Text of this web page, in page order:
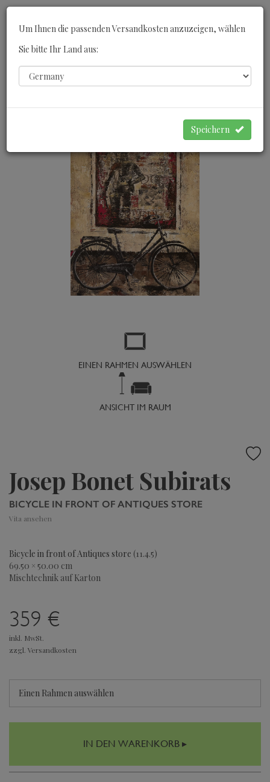
EINEN RAHMEN AUSWÄHLEN
ANSICHT IM RAUM
Josep Bonet Subirats
BICYCLE IN FRONT OF ANTIQUES STORE
Vita ansehen
Bicycle in front of Antiques store (11.4.5)
69.50 × 50.00 cm
Mischtechnik auf Karton
359 €
inkl. MwSt.
zzgl. Versandkosten
Einen Rahmen auswählen
IN DEN WARENKORB ▸
Um Ihnen die passenden Versandkosten anzuzeigen, wählen
Sie bitte Ihr Land aus:
Speichern